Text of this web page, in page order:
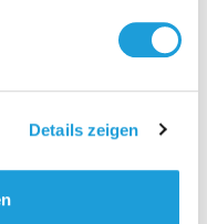
Details zeigen
des